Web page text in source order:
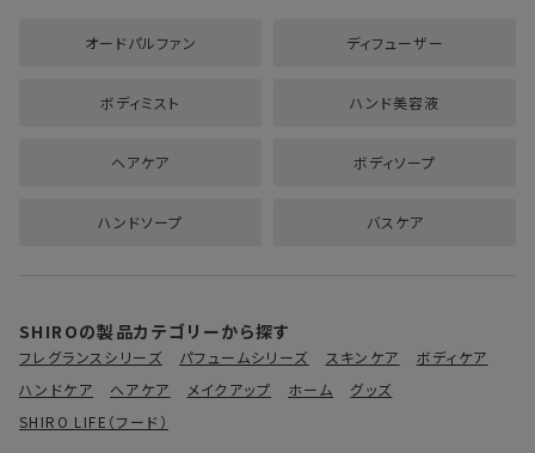
オードパルファン ディフューザー
ボディミスト ハンド美容液
ヘアケア ボディソープ
ハンドソープ バスケア
SHIROの製品カテゴリーから探す
フレグランスシリーズ パフュームシリーズ スキンケア
ボディケア
ハンドケア
ヘアケア メイクアップ ホーム
グッズ
SHIRO LIFE（フード）